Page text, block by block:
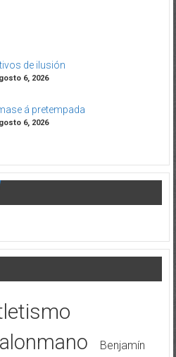
de ilusión
6, 2026
á pretempada
6, 2026
Benjamín